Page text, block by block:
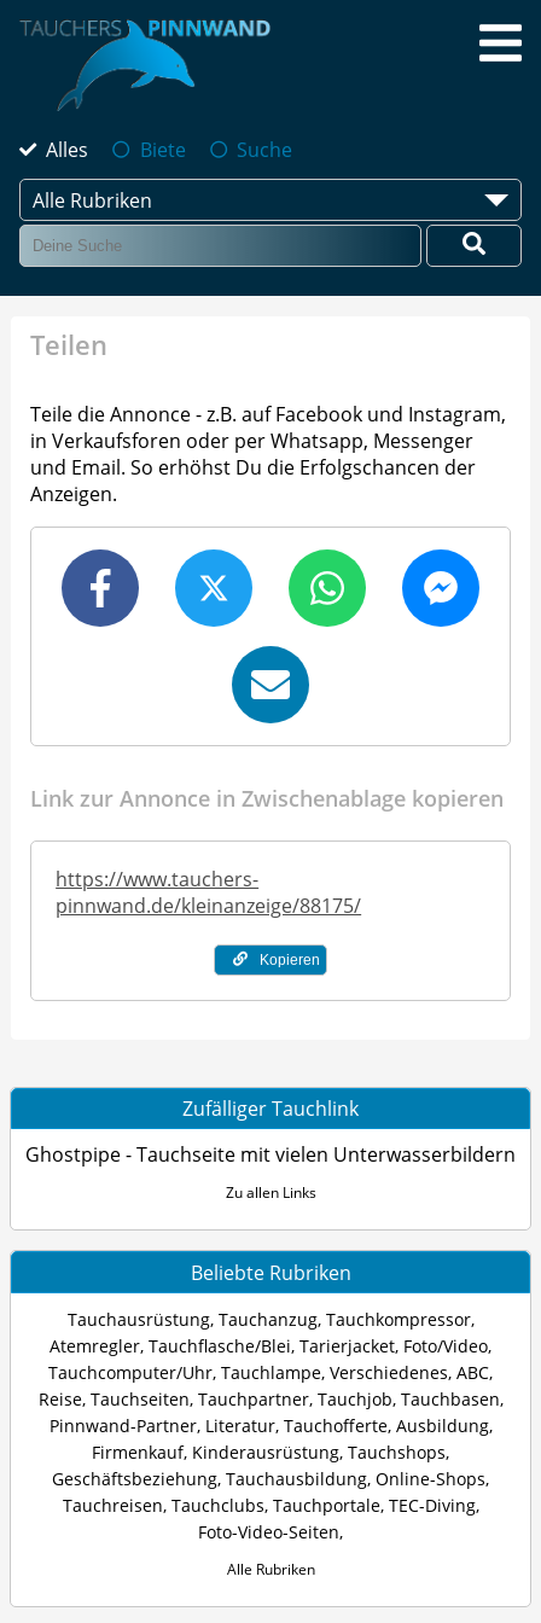
Alles Biete
Suche
Alle Rubriken
Teilen
Teile die Annonce - z.B. auf Facebook und Instagram,
in Verkaufsforen oder per Whatsapp, Messenger
und Email. So erhöhst Du die Erfolgschancen der
Anzeigen.
Link zur Annonce in Zwischenablage kopieren
https://www.tauchers-
pinnwand.de/kleinanzeige/88175/
Kopieren
Zufälliger Tauchlink
Ghostpipe - Tauchseite mit vielen Unterwasserbildern
Zu allen Links
Beliebte Rubriken
Tauchausrüstung, Tauchanzug, Tauchkompressor,
Atemregler, Tauchflasche/Blei, Tarierjacket, Foto/Video,
Tauchcomputer/Uhr, Tauchlampe, Verschiedenes, ABC,
Reise, Tauchseiten, Tauchpartner, Tauchjob, Tauchbasen,
Pinnwand-Partner, Literatur, Tauchofferte, Ausbildung,
Firmenkauf, Kinderausrüstung, Tauchshops,
Geschäftsbeziehung, Tauchausbildung, Online-Shops,
Tauchreisen, Tauchclubs, Tauchportale, TEC-Diving,
Foto-Video-Seiten,
Alle Rubriken